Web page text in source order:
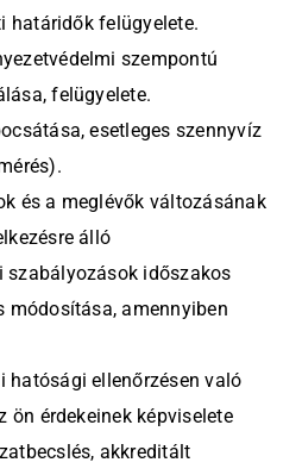
határidők felügyelete.
szempontú
felügyelete.
esetleges szennyvíz
és a meglévők változásának
álló
szabályozások időszakos
módosítása, amennyiben
hatósági ellenőrzésen való
ön érdekeinek képviselete
akkreditált